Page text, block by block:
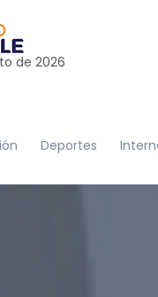
de 2026
Deportes